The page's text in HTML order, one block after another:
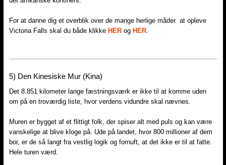
For at danne dig et overblik over de mange herlige måder at opleve
Victoria Falls skal du både klikke HER og HER
5)​ Den Kinesiske Mur (Kina)
Det 8.851 kilometer lange fæstningsværk er ikke til at komme uden
om på en troværdig liste, hvor verdens vidundre skal nævnes.
Muren er bygget af et flittigt folk, der spiser alt med puls og kan være
vanskelige at blive kloge på. Ude på landet, hvor 800 millioner af dem
bor, er de så langt fra vestlig logik og fornuft, at det ikke er til at fatte.
Hele turen værd.